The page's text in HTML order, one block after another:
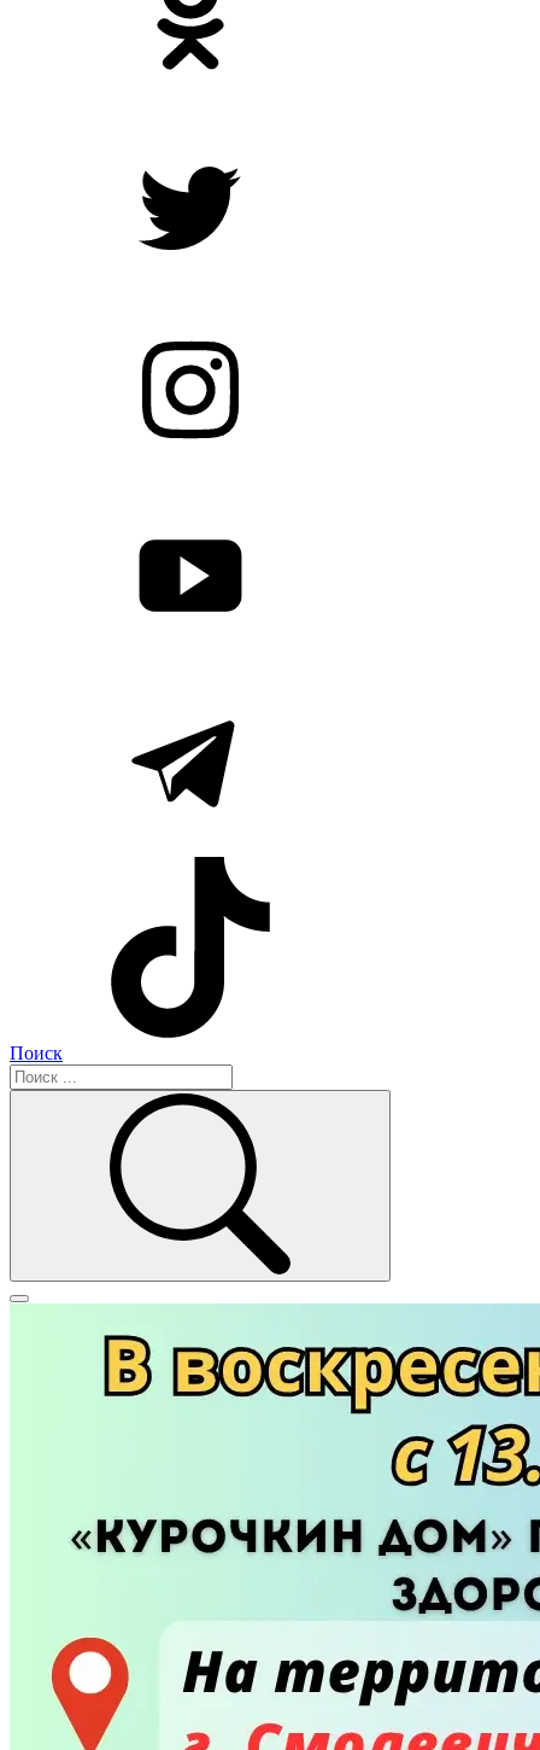
Поиск